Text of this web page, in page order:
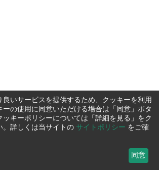
良いサービスを提供するため、クッキーを利用
ーの使用に同意いただける場合は「同意」ボタ
ッキーポリシーについては「詳細を見る」をク
。詳しくは当サイトの サイトポリシー をご確
同意